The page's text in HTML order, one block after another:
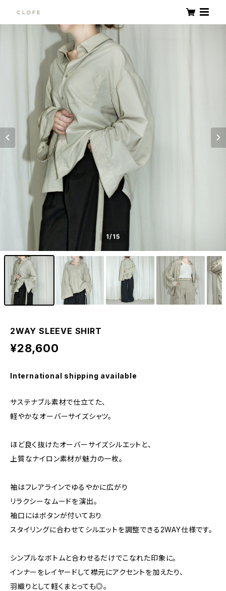
1/15
2WAY SLEEVE SHIRT
¥28,600
International shipping available
サステナブル素材で仕立てた、
軽やかなオーバーサイズシャツ。
ほど良く抜けたオーバーサイズシルエットと、
上質なナイロン素材が魅力の一枚。
袖はフレアラインでゆるやかに広がり
リラクシーなムードを演出。
袖口にはボタンが付いており
スタイリングに合わせてシルエットを調整できる2WAY仕様です。
シンプルなボトムと合わせるだけでこなれた印象に。
インナーをレイヤードして襟元にアクセントを加えたり、
羽織りとして軽くまとっても◎。